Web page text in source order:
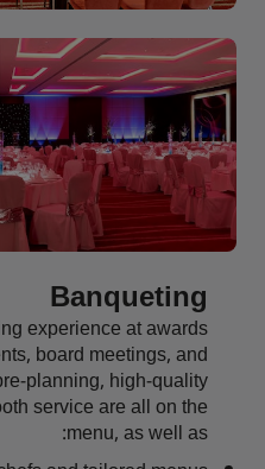
Banqueting
experience at awards
board meetings, and
planning, high-quality
service are all on the
menu, as well as: